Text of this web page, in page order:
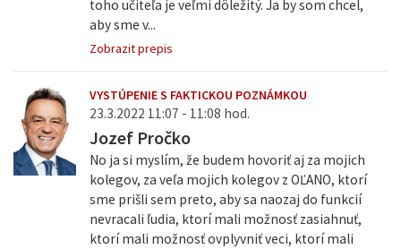
toho učiteľa je veľmi dôležitý. Ja by som chcel,
aby sme v...
Zobrazit prepis
VYSTÚPENIE S FAKTICKOU POZNÁMKOU
23.3.2022 11:07 - 11:08 hod.
Jozef Pročko
No ja si myslím, že budem hovoriť aj za mojich
kolegov, za veľa mojich kolegov z OĽANO, ktorí
sme prišli sem preto, aby sa naozaj do funkcií
nevracali ľudia, ktorí mali možnosť zasiahnuť,
ktorí mali možnosť ovplyvniť veci, ktorí mali